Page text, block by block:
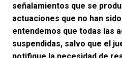
señalamientos que se
actuaciones que no han
entendemos que todas las
suspendidas, salvo que el
notifique la necesidad de